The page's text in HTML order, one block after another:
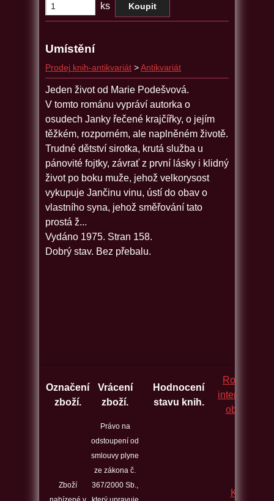
ks
Umístění
Prodej knih-antikvariát > Antikvariát
Jeden život od Marie Podešvová.
V tomto románu vypráví autorka o
osudech Janky řečené krajčířky, o jejím
těžkém, rozporném, ale naplněném životě.
Trudné dětství sirotka, krutá služba u
pánovité fojtky, závrať z první lásky i klidný
život po boku muže, jehož velkorysost
vykupuje Jančinu vinu, ústí do obav o
vlastního syna, jehož směřování tato
prostá ž...
Vydáno 1975. Stran 158.
Dobrý stav. Bez přebalu.
Označení
zboží.
Vrácení
zboží.
Hodnocení
stavu knih.
Rozcestník
obchodů.
Zboží
Právo na
odstoupení od
smlouvy plyne
ze zákona č.
367/2000 Sb.,
Kontakt